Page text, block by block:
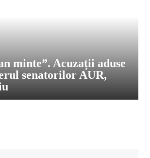
minte”. Acuzații aduse
senatorilor AUR,